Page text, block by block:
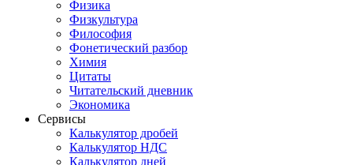
Физика
Физкультура
Философия
Фонетический разбор
Химия
Цитаты
Читательский дневник
Экономика
Сервисы
Калькулятор дробей
Калькулятор НДС
Калькулятор дней